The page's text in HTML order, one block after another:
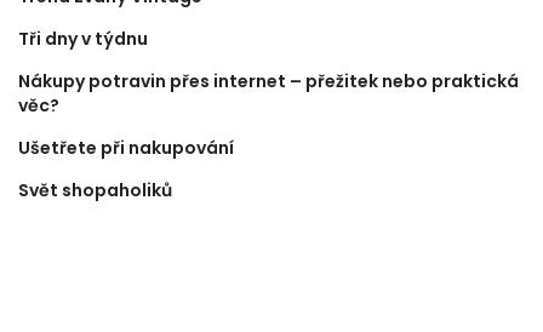
Tři dny v týdnu
Nákupy potravin přes internet – přežitek nebo praktická
věc?
Ušetřete při nakupování
Svět shopaholiků